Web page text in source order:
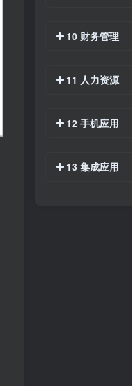
10 财务管理
11 人力资源
12 手机应用
13 集成应用